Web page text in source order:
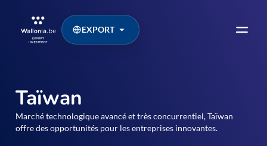
EXPORT
Taïwan
Marché technologique avancé et très concurrentiel, Taïwan
offre des opportunités pour les entreprises innovantes.